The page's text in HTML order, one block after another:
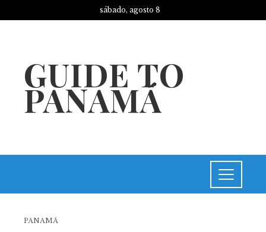
sábado, agosto 8
GUIDE TO
PANAMÁ
PANAMÁ